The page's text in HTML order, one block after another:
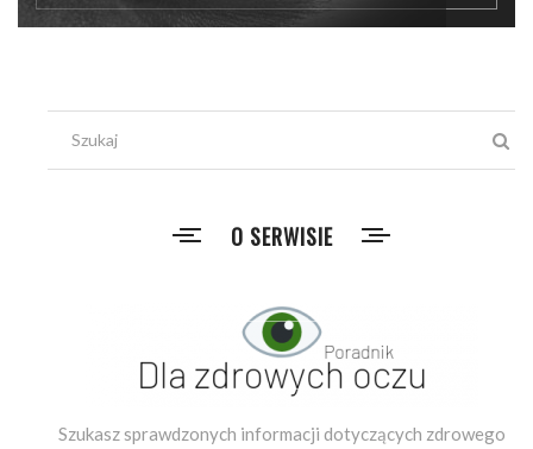
O SERWISIE
Szukasz sprawdzonych informacji dotyczących zdrowego